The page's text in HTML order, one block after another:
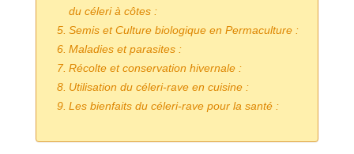
du céleri à côtes :
Semis et Culture biologique en Permaculture :
Maladies et parasites :
Récolte et conservation hivernale :
Utilisation du céleri-rave en cuisine :
Les bienfaits du céleri-rave pour la santé :